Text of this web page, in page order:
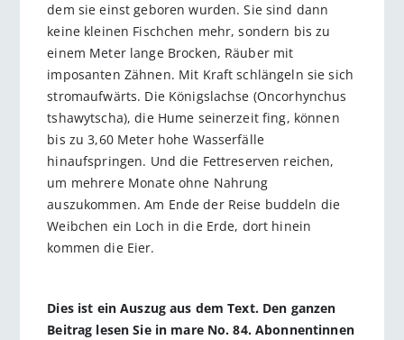
dem sie einst geboren wurden. Sie sind dann
keine kleinen Fischchen mehr, sondern bis zu
einem Meter lange Brocken, Räuber mit
imposanten Zähnen. Mit Kraft schlängeln sie sich
stromaufwärts. Die Königslachse (Oncorhynchus
tshawytscha), die Hume seinerzeit fing, können
bis zu 3,60 Meter hohe Wasserfälle
hinaufspringen. Und die Fettreserven reichen,
um mehrere Monate ohne Nahrung
auszukommen. Am Ende der Reise buddeln die
Weibchen ein Loch in die Erde, dort hinein
kommen die Eier.
Dies ist ein Auszug aus dem Text. Den ganzen
Beitrag lesen Sie in mare No. 84. Abonnentinnen